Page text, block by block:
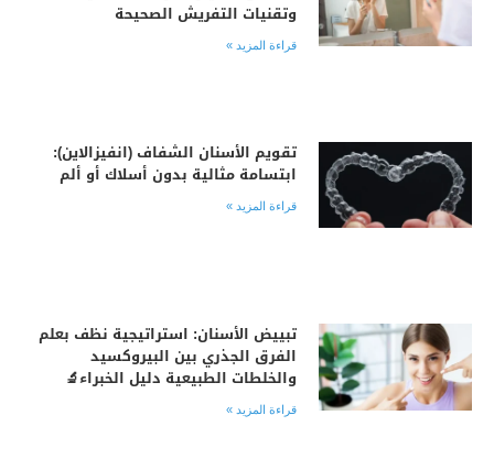
وتقنيات التفريش الصحيحة
قراءة المزيد »
تقويم الأسنان الشفاف (انفيزالاين):
ابتسامة مثالية بدون أسلاك أو ألم
قراءة المزيد »
تبييض الأسنان: استراتيجية نظف بعلم
الفرق الجذري بين البيروكسيد
والخلطات الطبيعية دليل الخبراء🔬
قراءة المزيد »